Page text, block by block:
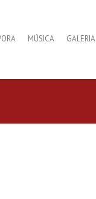
MÚSICA GALERIA